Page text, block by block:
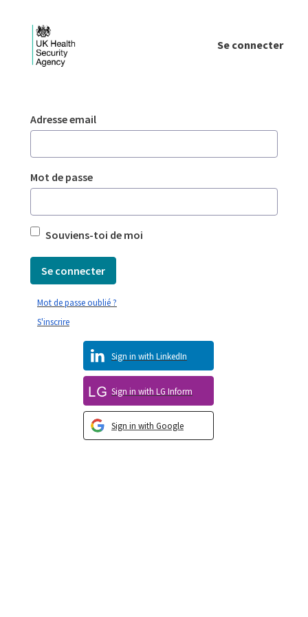
Se connecter
Authentification
Adresse email
Mot de passe
Souviens-toi de moi
Se connecter
Sign in with Google
Sign in with LG Inform
Sign in with LinkedIn
S'inscrire
Mot de passe oublié ?